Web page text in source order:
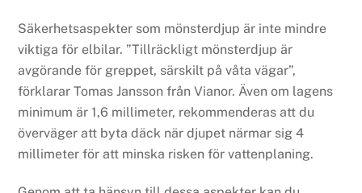
Säkerhetsaspekter som mönsterdjup är inte mindre
viktiga för elbilar. ”Tillräckligt mönsterdjup är
avgörande för greppet, särskilt på våta vägar”,
förklarar Tomas Jansson från Vianor. Även om lagens
minimum är 1,6 millimeter, rekommenderas att du
överväger att byta däck när djupet närmar sig 4
millimeter för att minska risken för vattenplaning.